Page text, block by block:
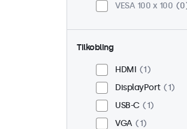
VESA 100 x 100
0
Tilkobling
HDMI
1
DisplayPort
1
USB-C
1
VGA
1